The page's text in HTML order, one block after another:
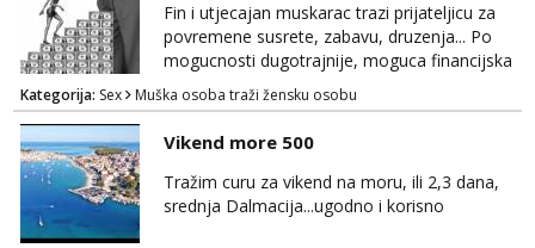
Fin i utjecajan muskarac trazi prijateljicu za
povremene susrete, zabavu, druzenja... Po
mogucnosti dugotrajnije, moguca financijska
potpora!
Kategorija: Sex Muška osoba traži žensku osobu
Vikend more 500
Tražim curu za vikend na moru, ili 2,3 dana,
srednja Dalmacija...ugodno i korisno